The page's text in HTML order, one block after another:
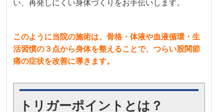
い、再発しにくい身体づくりをお手伝いします。
このように当院の施術は、骨格・体液や血液循環・生
活習慣の３点から身体を整えることで、つらい股関節
痛の症状を改善に導きます。
トリガーポイントとは？